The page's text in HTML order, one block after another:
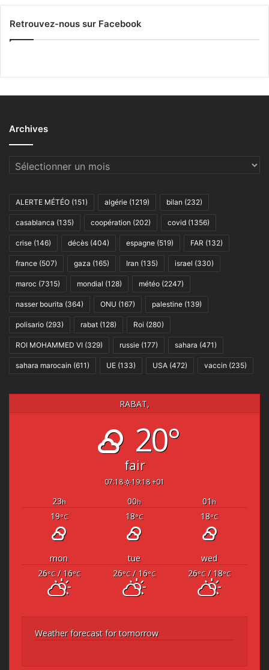
Retrouvez-nous sur Facebook
Archives
Archives
ALERTE MÉTÉO (151) algérie (1219) bilan (232)
casablanca (135) coopération (202) covid (1356)
crise (146) décès (404) espagne (519) FAR (132)
france (507) gaza (165) Iran (135) israel (330)
maroc (7315) mondial (128) météo (2247)
nasser bourita (364) ONU (167) palestine (139)
polisario (293) rabat (128) Roi (280)
ROI MOHAMMED VI (329) russie (177) sahara (471)
sahara marocain (611) UE (133) USA (472) vaccin (235)
RABAT,
20°
fair
07:18 19:18 +01
23h 00h 01 h
19°C 18°C 18°C
mon tue
wed
26°C/ 16°C 26°C/ 16°C 26°C/ 18°C
Weather forecast for tomorrow